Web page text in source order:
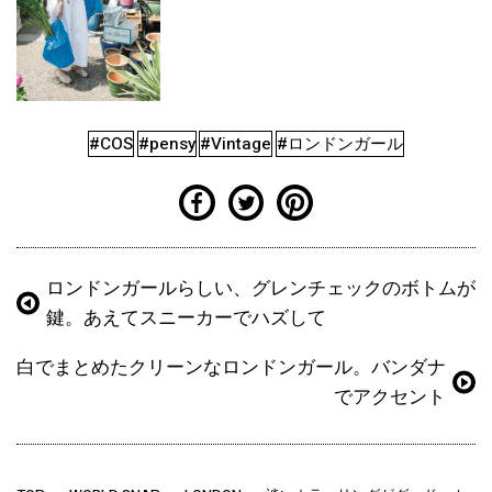
#COS #pensy #Vintage #ロンドンガール
ロンドンガールらしい、グレンチェックのボトムが
鍵。あえてスニーカーでハズして
白でまとめたクリーンなロンドンガール。バンダナ
でアクセント